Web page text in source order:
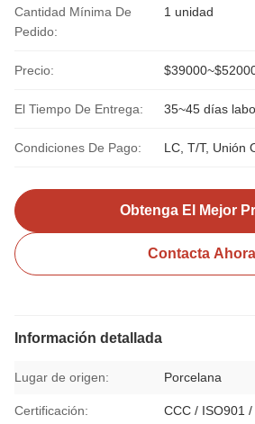
Cantidad Mínima De
Pedido:
1 unidad
Precio:
El Tiempo De Entrega: 35~45 días
Condiciones De Pago: LC, T/T, Unión
Obtenga El Mejor
Contacta Ahora
Información detallada
Lugar de origen: Porcelana
Certificación: CCC / ISO901 /